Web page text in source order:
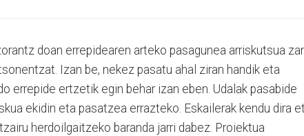
doan errepidearen arteko pasagunea arriskutsua
Izan be, nekez pasatu ahal ziran handik eta
errepide ertzetik egin behar izan eben. Udalak pasabide
ekidin eta pasatzea errazteko. Eskailerak kendu dira
herdoilgaitzeko baranda jarri dabez. Proiektua